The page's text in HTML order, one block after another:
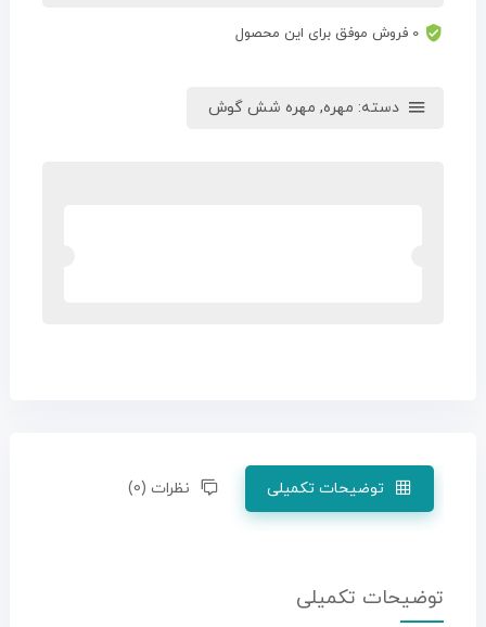
0 فروش موفق برای این محصول
دسته: مهره, مهره شش گوش
توضیحات تکمیلی نظرات (0)
توضیحات تکمیلی